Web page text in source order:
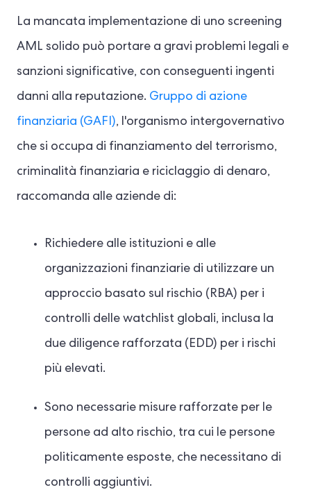
La mancata implementazione di uno screening
AML solido può portare a gravi problemi legali e
sanzioni significative, con conseguenti ingenti
danni alla reputazione. Gruppo di azione
finanziaria (GAFI), l'organismo intergovernativo
che si occupa di finanziamento del terrorismo,
criminalità finanziaria e riciclaggio di denaro,
raccomanda alle aziende di:
Richiedere alle istituzioni e alle
organizzazioni finanziarie di utilizzare un
approccio basato sul rischio (RBA) per i
controlli delle watchlist globali, inclusa la
due diligence rafforzata (EDD) per i rischi
più elevati.
Sono necessarie misure rafforzate per le
persone ad alto rischio, tra cui le persone
politicamente esposte, che necessitano di
controlli aggiuntivi.